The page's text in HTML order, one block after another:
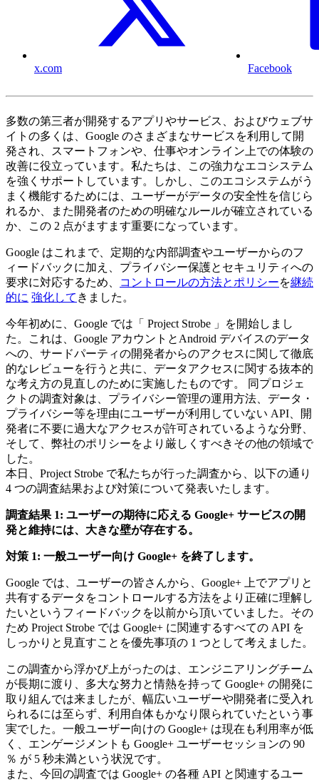
x.com Facebook
多数の第三者が開発するアプリやサービス、およびウェブサ
イトの多くは、Google のさまざまなサービスを利用して開
発され、スマートフォンや、仕事やオンライン上での体験の
改善に役立っています。私たちは、この強力なエコシステム
を強くサポートしています。しかし、このエコシステムがう
まく機能するためには、ユーザーがデータの安全性を信じら
れるか、また開発者のための明確なルールが確立されている
か、この 2 点がますます重要になっています。
Google はこれまで、定期的な内部調査やユーザーからのフ
ィードバックに加え、プライバシー保護とセキュリティへの
要求に対応するため、
コントロールの方法とポリシーを継続
的に 強化して きました。
今年初めに、Google では「 Project Strobe 」を開始しまし
た。これは、Google アカウントとAndroid デバイスのデータ
への、サードパーティの開発者からのアクセスに関して徹底
的なレビューを行うと共に、データアクセスに関する抜本的
な考え方の見直しのために実施したものです。 同プロジェ
クトの調査対象は、プライバシー管理の運用方法、データ・
プライバシー等を理由にユーザーが利用していない API、開
発者に不要に過大なアクセスが許可されているような分野、
そして、弊社のポリシーをより厳しくすべきその他の領域で
した。
本日、Project Strobe で私たちが行った調査から、以下の通り
4 つの調査結果および対策について発表いたします。
調査結果 1: ユーザーの期待に応える Google+ サービスの開
発と維持には、大きな壁が存在する。
対策 1: 一般ユーザー向け Google+ を終了します。
Google では、ユーザーの皆さんから、Google+ 上でアプリと
共有するデータをコントロールする方法をより正確に理解し
たいというフィードバックを以前から頂いていました。その
ため Project Strobe では Google+ に関連するすべての API を
しっかりと見直すことを優先事項の 1 つとして考えました。
この調査から浮かび上がったのは、エンジニアリングチーム
が長期に渡り、多大な努力と情熱を持って Google+ の開発に
取り組んでは来ましたが、幅広いユーザーや開発者に受入れ
られるには至らず、利用自体もかなり限られていたという事
実でした。一般ユーザー向けの Google+ は現在も利用率が低
く、エンゲージメントも Google+ ユーザーセッションの 90
％ が 5 秒未満という状況です。
また、今回の調査では Google+ の各種 API と関連するユー